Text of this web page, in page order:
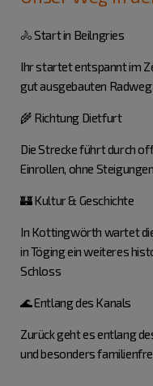
🚴 Start in Beilngries
Ihr startet entspannt im
gut ausgebauten
🌾 Richtung Dietfurt
Die Strecke führt durch
Einrollen, ohne
🏰 Kultur & Geschichte
In Kottingwörth wartet
in Töging ein weiteres
Schloss
🌊 Entlang des Kanals
Zurück geht es entlang
und besonders